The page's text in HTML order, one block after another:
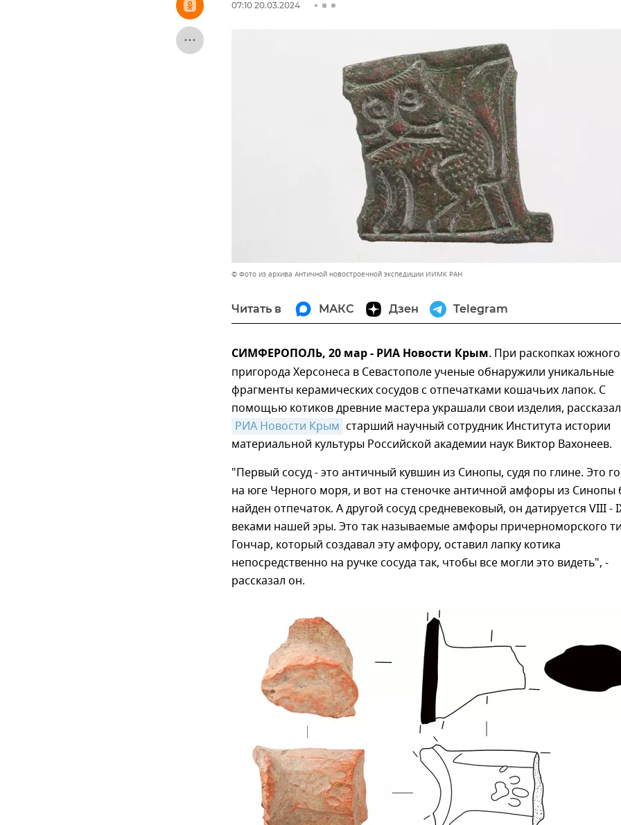
07:10 20.03.2024
© Фото из архива Античной новостроечной экспедиции ИИМК РАН
Читать в МАКС Дзен Telegram
СИМФЕРОПОЛЬ, 20 мар - РИА Новости Крым. При раскопках южного
пригорода Херсонеса в Севастополе ученые обнаружили уникальные
фрагменты керамических сосудов с отпечатками кошачьих лапок. С
помощью котиков древние мастера украшали свои изделия, рассказал
РИА Новости Крым старший научный сотрудник Института истории
материальной культуры Российской академии наук Виктор Вахонеев.
"Первый сосуд - это античный кувшин из Синопы, судя по глине. Это
на юге Черного моря, и вот на стеночке античной амфоры из Синопы
найден отпечаток. А другой сосуд средневековый, он датируется VIII -
веками нашей эры. Это так называемые амфоры причерноморского
Гончар, который создавал эту амфору, оставил лапку котика
непосредственно на ручке сосуда так, чтобы все могли это видеть", -
рассказал он.